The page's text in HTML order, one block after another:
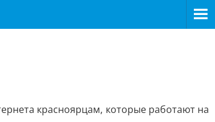
красноярцам, которые работают на